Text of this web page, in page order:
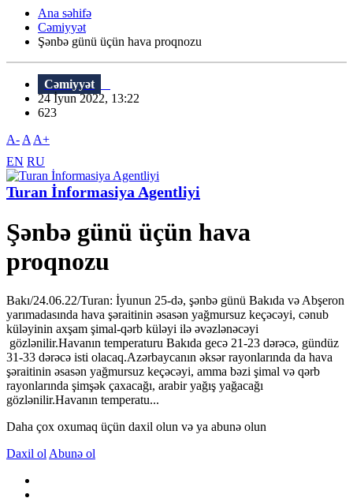
Ana səhifə
Cəmiyyət
Şənbə günü üçün hava proqnozu
Cəmiyyət
24 İyun 2022, 13:22
623
A- A A+
EN RU
Turan İnformasiya Agentliyi
Şənbə günü üçün hava
proqnozu
Bakı/24.06.22/Turan: İyunun 25-də, şənbə günü Bakıda və Abşeron
yarımadasında hava şəraitinin əsasən yağmursuz keçəcəyi, cənub
küləyinin axşam şimal-qərb küləyi ilə əvəzlənəcəyi
gözlənilir.Havanın temperaturu Bakıda gecə 21-23 dərəcə, gündüz
31-33 dərəcə isti olacaq.Azərbaycanın əksər rayonlarında da hava
şəraitinin əsasən yağmursuz keçəcəyi, amma bəzi şimal və qərb
rayonlarında şimşək çaxacağı, arabir yağış yağacağı
gözlənilir.Havanın temperatu...
Daha çox oxumaq üçün daxil olun və ya abunə olun
Daxil ol Abunə ol